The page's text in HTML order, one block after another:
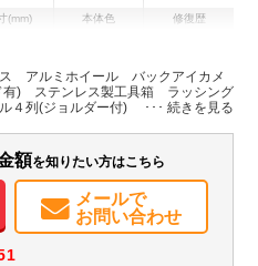
(mm) 本体色 修復歴
情報
）
メンテナンスノート（保証書）
アルミホイール バックアイカメ
) ステンレス製工具箱 ラッシング
４列(ジョルダー付) 荷室床アルミ縞
ン カートストッパー付 坂道発進
ブレーキ 尿素
額を知りたい方はこちら
メールで
お問い合わせ